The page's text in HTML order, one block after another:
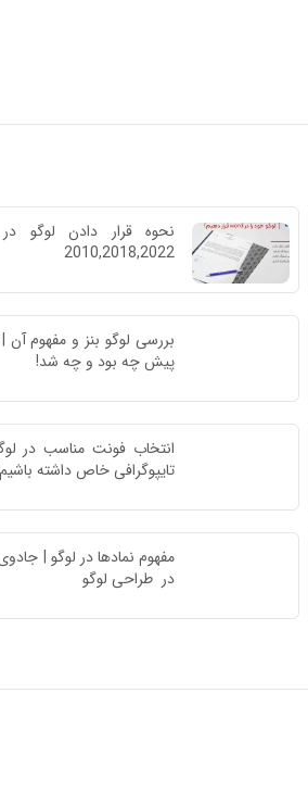
2010,2018,2022
پیش چه بود و چه شد!
انتخاب فونت مناسب در
تایپوگرافی خاص داشته
مفهوم نمادها در لوگو |
در  طراحی لوگو